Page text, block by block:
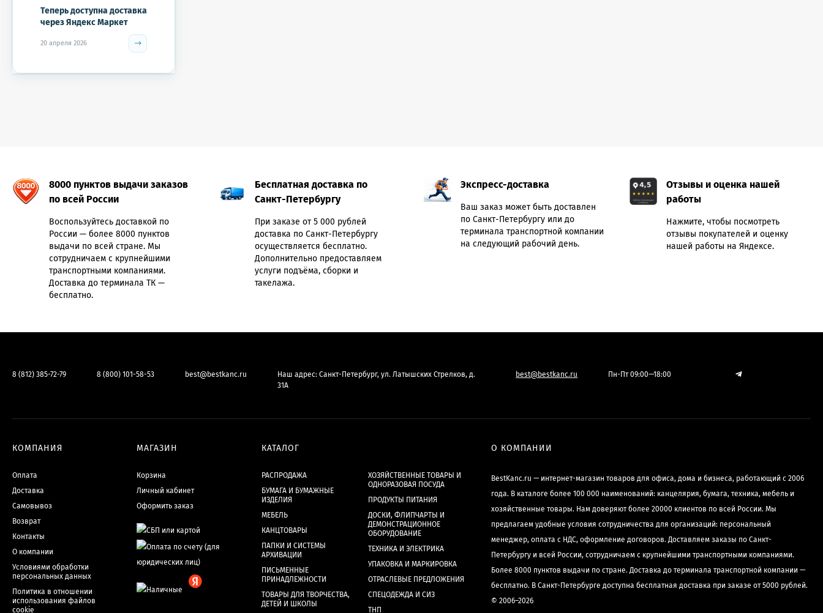
Теперь доступна доставка
через Яндекс Маркет
20 апреля 2026
8000 пунктов выдачи заказов
по всей России
Воспользуйтесь доставкой по
России — более 8000 пунктов
выдачи по всей стране. Мы
сотрудничаем с крупнейшими
транспортными компаниями.
Доставка до терминала ТК —
бесплатно.
Бесплатная доставка по
Санкт-Петербургу
При заказе от 5 000 рублей
доставка по Санкт-Петербургу
осуществляется бесплатно.
Дополнительно предоставляем
услуги подъёма, сборки и
такелажа.
Экспресс-доставка
Ваш заказ может быть доставлен
по Санкт-Петербургу или до
терминала транспортной компании
на следующий рабочий день.
Отзывы и оценка нашей
работы
Нажмите, чтобы посмотреть
отзывы покупателей и оценку
нашей работы на Яндексе.
8 (812) 385-72-79 8 (800) 101-58-53 best@bestkanc.ru
Наш адрес: Санкт-Петербург, ул. Латышских Стрелков, д.
31А
best@bestkanc.ru Пн-Пт 09:00—18:00
КОМПАНИЯ
Оплата
Доставка
Самовывоз
Возврат
Контакты
О компании
Условиями обработки
персональных данных
Политика в отношении
использования файлов
cookie
МАГАЗИН
Корзина
Личный кабинет
Оформить заказ
КАТАЛОГ
РАСПРОДАЖА
БУМАГА И БУМАЖНЫЕ
ИЗДЕЛИЯ
МЕБЕЛЬ
КАНЦТОВАРЫ
ПАПКИ И СИСТЕМЫ
АРХИВАЦИИ
ПИСЬМЕННЫЕ
ПРИНАДЛЕЖНОСТИ
ТОВАРЫ ДЛЯ ТВОРЧЕСТВА,
ДЕТЕЙ И ШКОЛЫ
ХОЗЯЙСТВЕННЫЕ ТОВАРЫ И
ОДНОРАЗОВАЯ ПОСУДА
ПРОДУКТЫ ПИТАНИЯ
ДОСКИ, ФЛИПЧАРТЫ И
ДЕМОНСТРАЦИОННОЕ
ОБОРУДОВАНИЕ
ТЕХНИКА И ЭЛЕКТРИКА
УПАКОВКА И МАРКИРОВКА
ОТРАСЛЕВЫЕ ПРЕДЛОЖЕНИЯ
СПЕЦОДЕЖДА И СИЗ
ТНП
О КОМПАНИИ
BestKanc.ru — интернет-магазин товаров для офиса, дома и бизнеса, работающий с 2006
года. В каталоге более 100 000 наименований: канцелярия, бумага, техника, мебель и
хозяйственные товары. Нам доверяют более 20000 клиентов по всей России. Мы
предлагаем удобные условия сотрудничества для организаций: персональный
менеджер, оплата с НДС, оформление договоров. Доставляем заказы по Санкт-
Петербургу и всей России, сотрудничаем с крупнейшими транспортными компаниями.
Более 8000 пунктов выдачи по стране. Доставка до терминала транспортной компании —
бесплатно. В Санкт-Петербурге доступна бесплатная доставка при заказе от 5000 рублей.
© 2006–2026